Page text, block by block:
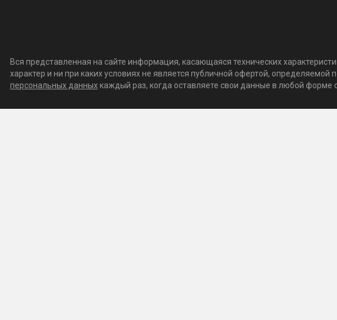
Вся представленная на сайте информация, касающаяся технических
характер и ни при каких условиях не является публичной офертой,
персональных данныхкаждый раз, когда оставляете свои данные в любой форме